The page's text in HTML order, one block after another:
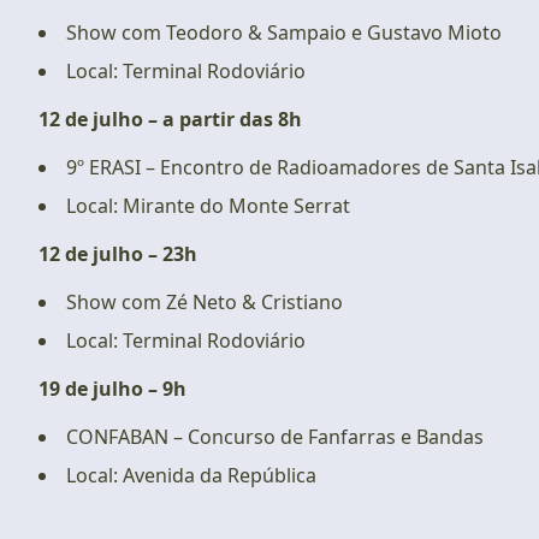
Show com Teodoro & Sampaio e Gustavo Mioto
Local: Terminal Rodoviário
12 de julho – a partir das 8h
9º ERASI – Encontro de Radioamadores de Santa
Local: Mirante do Monte Serrat
12 de julho – 23h
Show com Zé Neto & Cristiano
Local: Terminal Rodoviário
19 de julho – 9h
CONFABAN – Concurso de Fanfarras e Bandas
Local: Avenida da República